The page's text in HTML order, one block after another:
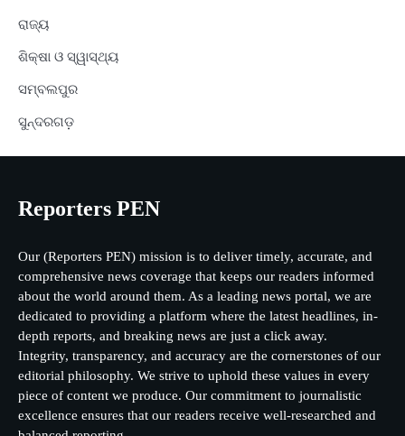
ରାଜ୍ୟ
ଶିକ୍ଷା ଓ ସ୍ୱାସ୍ଥ୍ୟ
ସମ୍ବଲପୁର
ସୁନ୍ଦରଗଡ଼
Reporters PEN
Our (Reporters PEN) mission is to deliver timely, accurate, and
comprehensive news coverage that keeps our readers informed
about the world around them. As a leading news portal, we are
dedicated to providing a platform where the latest headlines, in-
depth reports, and breaking news are just a click away.
Integrity, transparency, and accuracy are the cornerstones of our
editorial philosophy. We strive to uphold these values in every
piece of content we produce. Our commitment to journalistic
excellence ensures that our readers receive well-researched and